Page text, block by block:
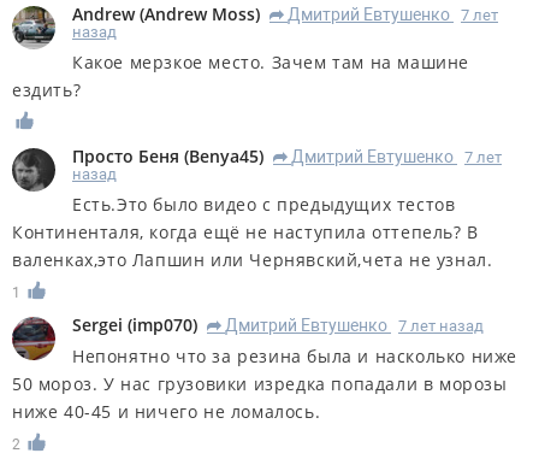
Andrew(Andrew Moss) R Дмитрий Евтушенко 7 лет
назад
Какое мерзкое место. Зачем там на машине
ездить?
Просто Беня (Benya45) R Дмитрий Евтушенко 7 лет
назад
Есть.Это было видео с предыдущих тестов
Континенталя, когда ещё не наступила оттепель? В
валенках,это Лапшин или Чернявский,чета не узнал.
1
Sergei (imp070) R Дмитрий Евтушенко 7 лет назад
Непонятно что за резина была и насколько ниже
50 мороз. У нас грузовики изредка попадали в морозы
ниже 40-45 и ничего не ломалось.
2